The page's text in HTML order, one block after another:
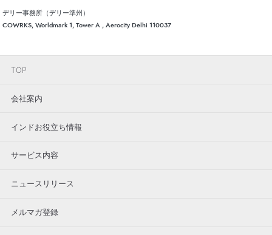
デリー事務所（デリー準州）
COWRKS, Worldmark 1, Tower A , Aerocity Delhi 110037
TOP
会社案内
インドお役立ち情報
サービス内容
ニュースリリース
メルマガ登録